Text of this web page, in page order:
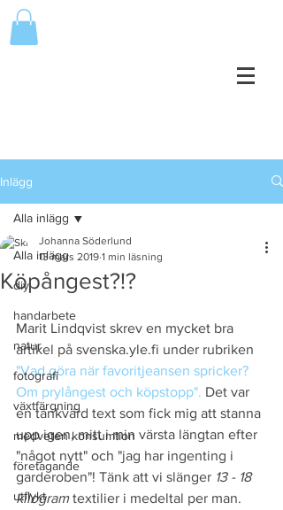
Inlägg
Alla inlägg
diy
handarbete
natur
fotografi
växtfärgning
medveten konsumtion
företagande
utflykt
Alla inlägg
Köpångest?!?
Johanna Söderlund
13 mars 2019 1 min läsning
Marit Lindqvist skrev en mycket bra
artikel på svenska.yle.fi under rubriken
"Vad göra när favoritjeansen spricker?
Om prylångest och köpstopp". Det var
en tänkvärd text som fick mig att stanna
upp igen, mitt i min värsta längtan efter
"något nytt" och "jag har ingenting i
garderoben"! Tänk att vi slänger 13 - 18
kilogram textilier i medeltal per man.